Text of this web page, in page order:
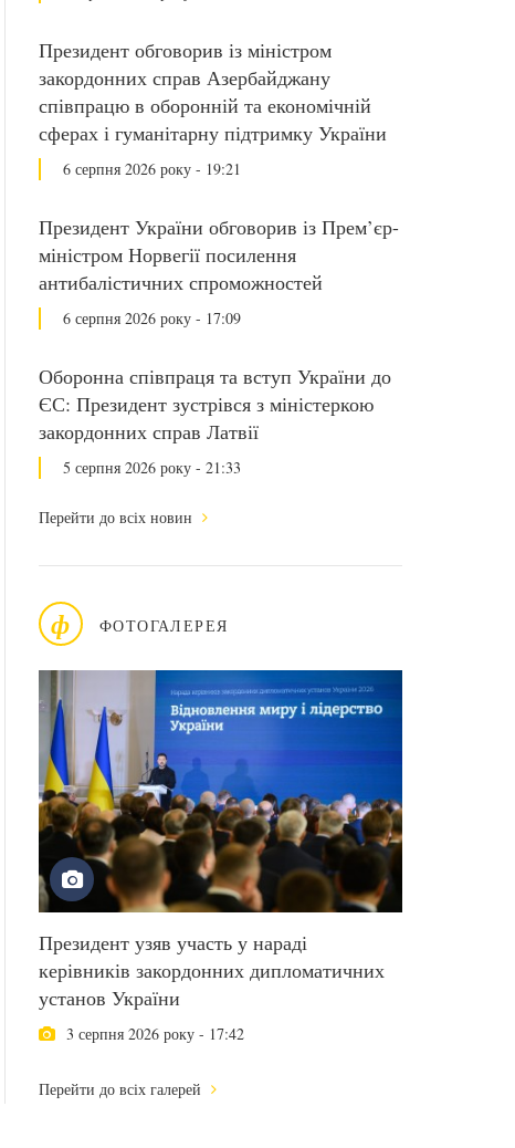
Президент обговорив із міністром
закордонних справ Азербайджану
співпрацю в оборонній та економічній
сферах і гуманітарну підтримку України
6 серпня 2026 року - 19:21
Президент України обговорив із Прем’єр-
міністром Норвегії посилення
антибалістичних спроможностей
6 серпня 2026 року - 17:09
Оборонна співпраця та вступ України до
ЄС: Президент зустрівся з міністеркою
закордонних справ Латвії
5 серпня 2026 року - 21:33
Перейти до всіх новин
ф ФОТОГАЛЕРЕЯ
Президент узяв участь у нараді
керівників закордонних дипломатичних
установ України
3 серпня 2026 року - 17:42
Перейти до всіх галерей